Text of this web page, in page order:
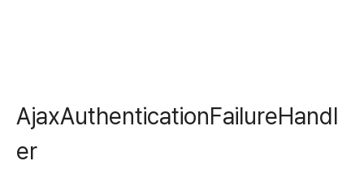
AjaxAuthenticationFailureHandl
er